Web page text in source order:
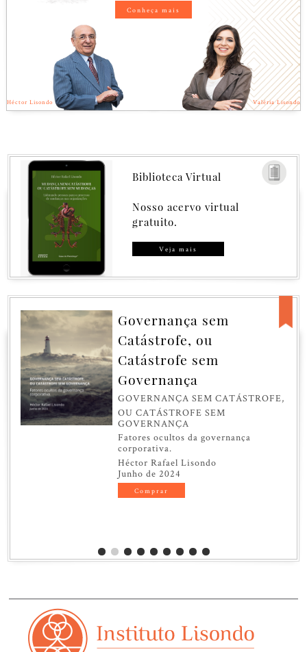
Héctor Lisondo
Conheça mais
Valéria Lisondo
Biblioteca Virtual
Nosso acervo virtual
gratuito.
Veja mais
Governança sem
Catástrofe, ou
Catástrofe sem
Governança
GOVERNANÇA SEM CATÁSTROFE,
OU CATÁSTROFE SEM
GOVERNANÇA
Fatores ocultos da governança
corporativa.
Héctor Rafael Lisondo
Junho de 2024
Comprar